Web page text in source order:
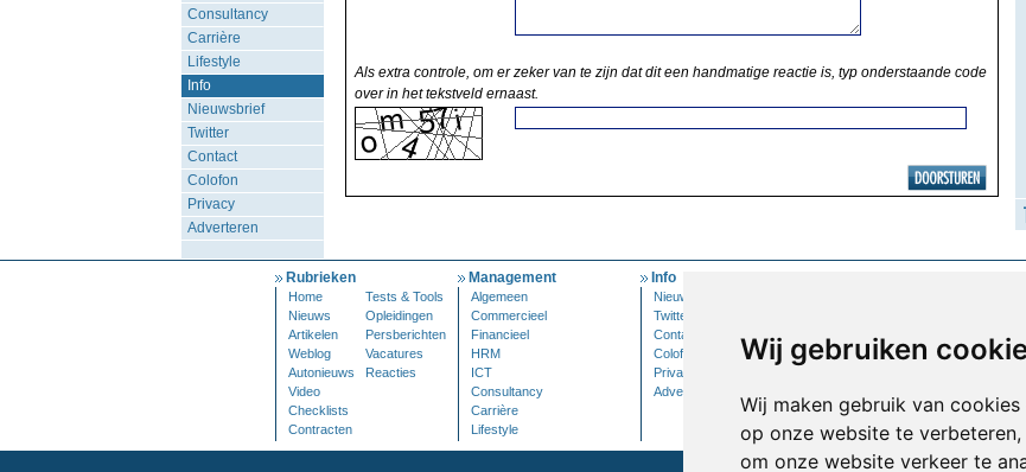
Wij gebruiken
Wij maken gebruik van
op onze website te
om onze website verkeer te
Consultancy
Carrière
Lifestyle
Info
Nieuwsbrief
Twitter
Contact
Colofon
Privacy
Adverteren
Als extra controle, om er zeker van te zijn dat dit een handmatige reactie is, typ onderstaande code
over in het tekstveld ernaast.
Rubrieken
Home
Tests & Tools
Nieuws
Opleidingen
Artikelen
Persberichten
Weblog
Vacatures
Autonieuws
Reacties
Video
Checklists
Contracten
Management
Algemeen
Commercieel
Financieel
HRM
ICT
Consultancy
Carrière
Lifestyle
Info
Nieuwsbrief
Twitter
Contact
Colofon
Privacy
Adverteren